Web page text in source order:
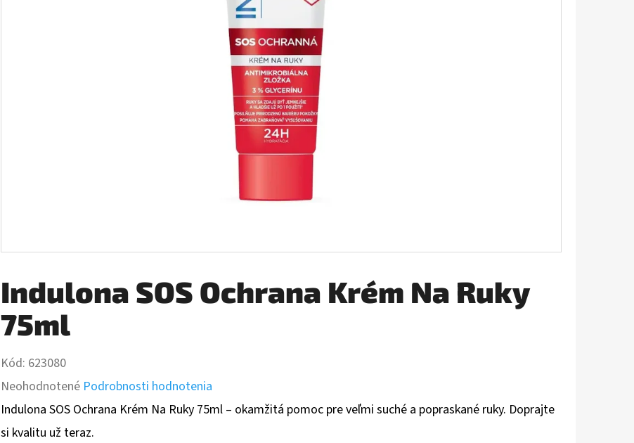
Indulona SOS Ochrana Krém Na Ruky
75ml
Kód: 623080
Priemerné
hodnotenie
produktu
Neohodnotené Podrobnosti hodnotenia
Indulona SOS Ochrana Krém Na Ruky 75ml – okamžitá pomoc pre veľmi suché a popraskané ruky. Doprajte
si kvalitu už teraz.
COCCOLINO SETA AVIVÁŽ 645ML
€2,76
Pôvodne:€3,25